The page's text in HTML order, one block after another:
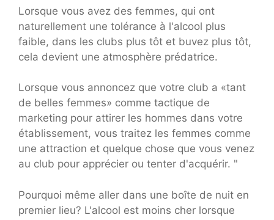
Lorsque vous avez des femmes, qui ont
naturellement une tolérance à l'alcool plus
faible, dans les clubs plus tôt et buvez plus tôt,
cela devient une atmosphère prédatrice.
Lorsque vous annoncez que votre club a «tant
de belles femmes» comme tactique de
marketing pour attirer les hommes dans votre
établissement, vous traitez les femmes comme
une attraction et quelque chose que vous venez
au club pour apprécier ou tenter d'acquérir. "
Pourquoi même aller dans une boîte de nuit en
premier lieu? L'alcool est moins cher lorsque